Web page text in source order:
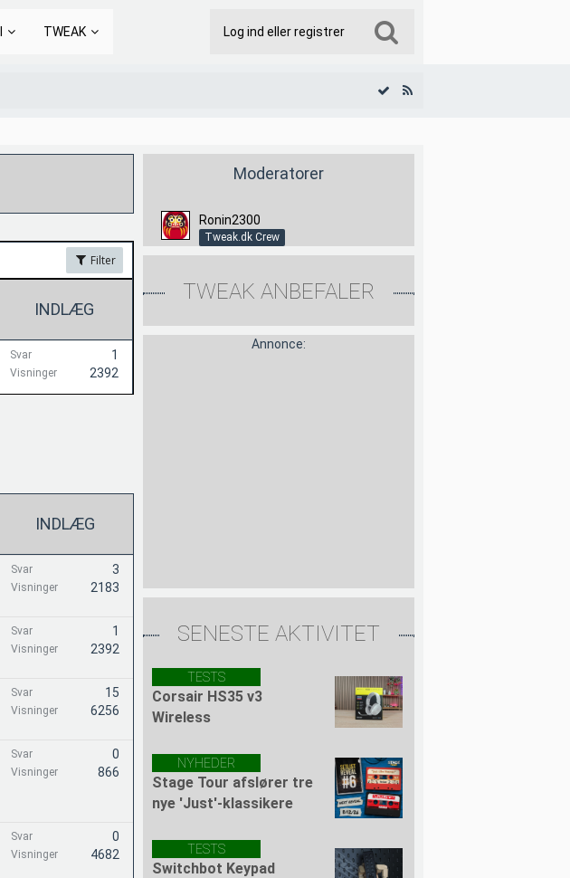
TWEAK Log ind eller registrer
Filter
INDLÆG
Svar 1
Visninger 2392
INDLÆG
Svar 3
Visninger 2183
Svar 1
Visninger 2392
Svar 15
Visninger 6256
Svar 0
Visninger 866
Svar 0
Visninger 4682
Moderatorer
Ronin2300
Tweak.dk Crew
TWEAK ANBEFALER
Annonce:
SENESTE AKTIVITET
TESTS
Corsair HS35 v3
Wireless
NYHEDER
Stage Tour afslører tre
nye 'Just'-klassikere
TESTS
Switchbot Keypad